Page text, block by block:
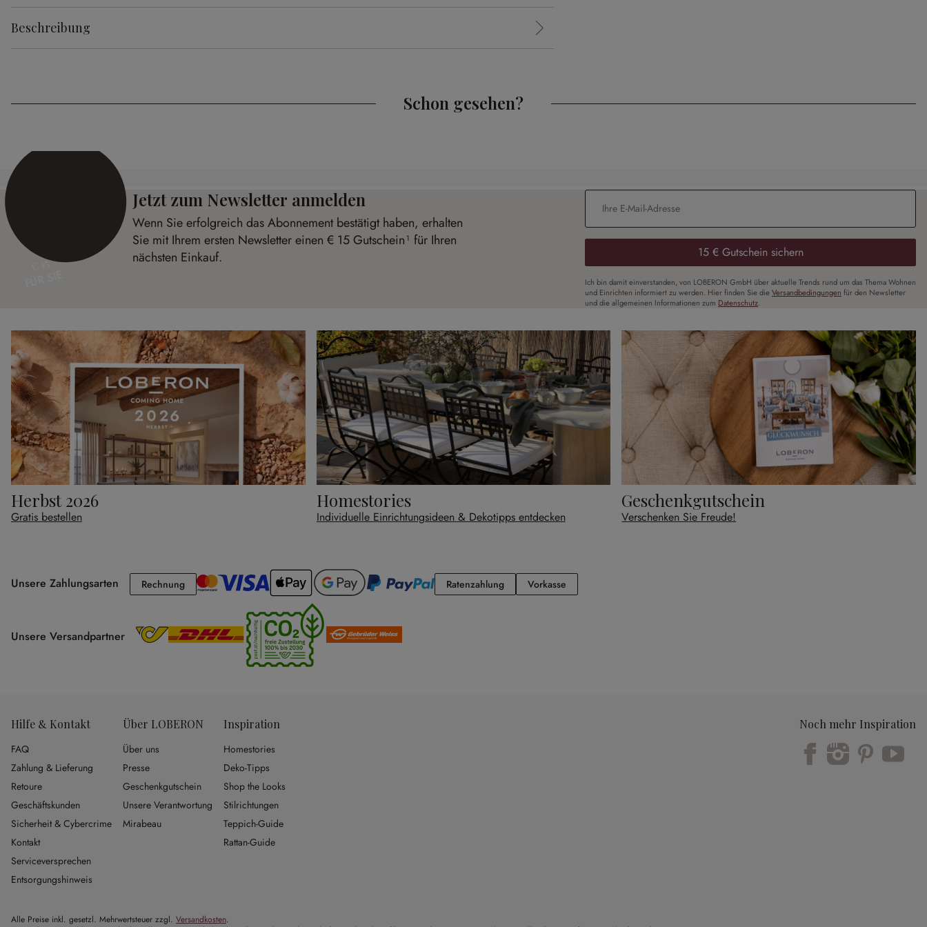
Beschreibung
Schon gesehen?
€ 15
Jetzt zum Newsletter anmelden
Wenn Sie erfolgreich das Abonnement bestätigt haben, erhalten
Sie mit Ihrem ersten Newsletter einen € 15 Gutschein¹ für Ihren
nächsten Einkauf.
E-Mail-Adresse*
15 € Gutschein sichern
Ich bin damit einverstanden, von LOBERON GmbH über aktuelle Trends rund um das Thema Wohnen
und Einrichten informiert zu werden. Hier finden Sie die Versandbedingungen für den Newsletter
und die allgemeinen Informationen zum Datenschutz.
Herbst 2026
Gratis bestellen
Homestories
Individuelle Einrichtungsideen & Dekotipps entdecken
Geschenkgutschein
Verschenken Sie Freude!
Unsere Zahlungsarten RechnungRechnung RatenzahlungRatenzahlung
VorkasseVorkasse
Unsere Versandpartner
Hilfe & Kontakt
FAQ
Zahlung & Lieferung
Retoure
Geschäftskunden
Sicherheit & Cybercrime
Kontakt
Serviceversprechen
Entsorgungshinweis
Über LOBERON
Über uns
Presse
Geschenkgutschein
Unsere Verantwortung
Mirabeau
Inspiration
Homestories
Deko-Tipps
Shop the Looks
Stilrichtungen
Teppich-Guide
Rattan-Guide
Noch mehr Inspiration
Alle Preise inkl. gesetzl. Mehrwertsteuer zzgl. Versandkosten.